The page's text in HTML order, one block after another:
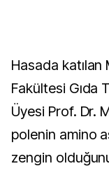
Hasada
Fakültesi Gıda
Üyesi Prof. Dr.
polenin amino
zengin